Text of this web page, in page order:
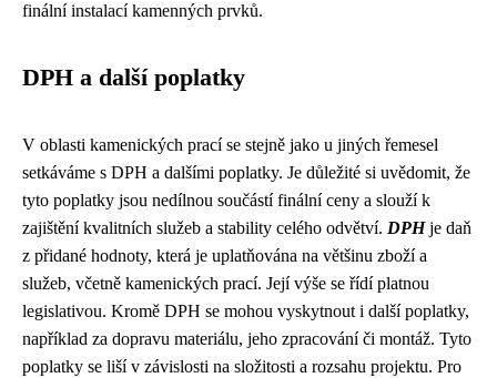
finální instalací kamenných prvků.
DPH a další poplatky
V oblasti kamenických prací se stejně jako u jiných řemesel
setkáváme s DPH a dalšími poplatky. Je důležité si uvědomit, že
tyto poplatky jsou nedílnou součástí finální ceny a slouží k
zajištění kvalitních služeb a stability celého odvětví. DPHje daň
z přidané hodnoty, která je uplatňována na většinu zboží a
služeb, včetně kamenických prací. Její výše se řídí platnou
legislativou. Kromě DPH se mohou vyskytnout i další poplatky,
například za dopravu materiálu, jeho zpracování či montáž. Tyto
poplatky se liší v závislosti na složitosti a rozsahu projektu. Pro